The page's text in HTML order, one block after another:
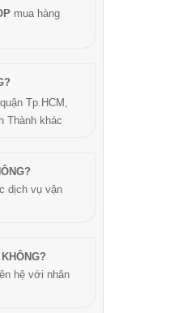
mua hàng
Tp.HCM,
Thành khác
dịch vụ vận
hệ với nhân